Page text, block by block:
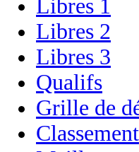
Libres 1
Libres 2
Libres 3
Qualifs
Grille de
Classement